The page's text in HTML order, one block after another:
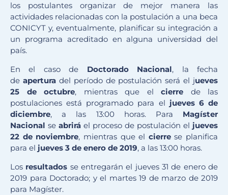
los postulantes organizar de mejor manera las
actividades relacionadas con la postulación a una beca
CONICYT y, eventualmente, planificar su integración a
un programa acreditado en alguna universidad del
país.
En el caso de Doctorado Nacional, la fecha
de aperturadel período de postulación será el jueves
25 de octubre, mientras que el cierre de las
postulaciones está programado para el jueves 6 de
diciembre, a las 13:00 horas. Para Magíster
Nacional se abrirá el proceso de postulación el jueves
22 de noviembre, mientras que el cierrese planifica
para el jueves 3 de enero de 2019, a las 13:00 horas.
Los resultados se entregarán el jueves 31 de enero de
2019 para Doctorado; y el martes 19 de marzo de 2019
para Magíster.